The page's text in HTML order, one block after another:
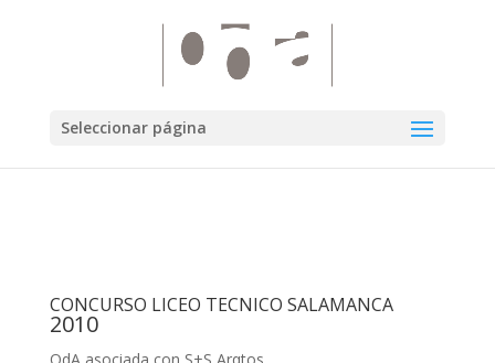
Seleccionar página
CONCURSO LICEO TECNICO SALAMANCA
2010